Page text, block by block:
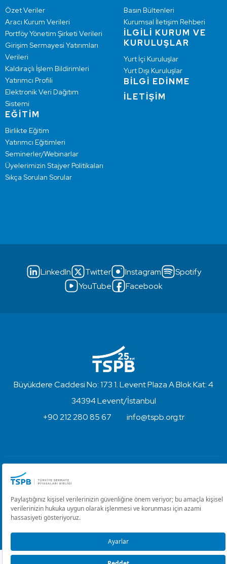
Özet Veriler
Aracı Kurum Verileri
Portföy Yönetim Şirketi Verileri
Girişim Sermayesi Yatırımları
Verileri
Kaldıraçlı İşlem Bildirimleri
Yatırımcı Profili
Elektronik Veri Dağıtım
Sistemi
EĞİTİM
Birlikte Eğitim
Yatırımcı Eğitimleri
Seminerler/Webinarlar
Üyelerimizin Stajyer Politikaları
Sıkça Sorulan Sorular
Basın Bültenleri
Kurumsal İletişim Rehberi
İLGİLİ KURUM VE
KURULUŞLAR
Yurt İçi Kuruluşlar
Yurt Dışı Kuruluşlar
BİLGİ EDİNME
İLETİŞİM
LinkedIn Twitter Instagram
Spotify
YouTube
Facebook
Büyükdere Caddesi No: 173 1. Levent Plaza A Blok Kat: 4
34394 Levent/İstanbul
+90 212 280 85 67
info@tspb.org.tr
Kullanım Koşulları ve Gizlilik
Çerez Ayarlarını Düzenle